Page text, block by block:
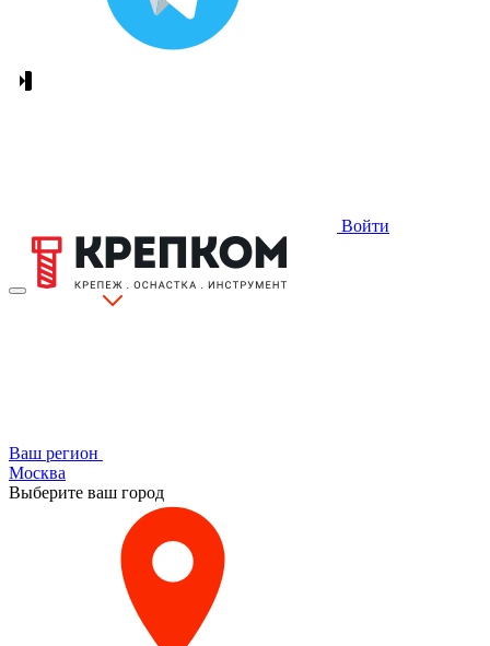
Войти
Ваш регион
Москва
Выберите ваш город